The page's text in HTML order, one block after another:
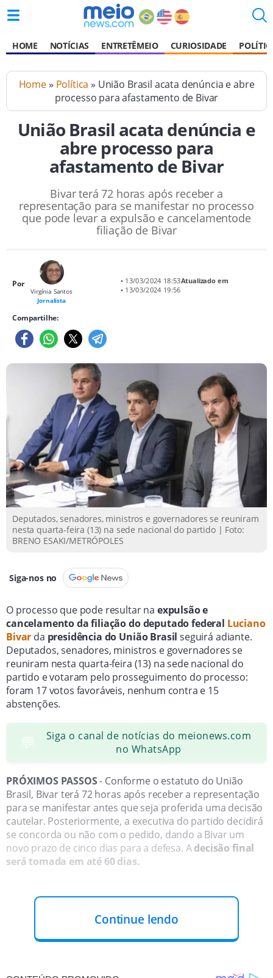
HOME NOTÍCIAS ENTRETÊMEIO CURIOSIDADE
Home» Política » União Brasil acata denúncia e abre
processo para afastamento de Bivar
União Brasil acata denúncia e
abre processo para
afastamento de Bivar
Bivar terá 72 horas após receber a
representação para se manifestar no processo
que pode levar a expulsão e cancelamentode
filiação de Bivar
Por
Virgínia Santos
Jornalista
• 13/03/2024 18:53Atualizado em
• 13/03/2024 19:56
Compartilhe:
Deputados, senadores, ministros e governadores se reuniram
nesta quarta-feira (13) na sede nacional do partido | Foto:
BRENO ESAKI/METRÓPOLES
Siga-nos no
O processo que pode resultar na expulsão e
cancelamento da filiação do deputado federal Luciano
Bivar da presidência do União Brasilseguirá adiante.
Deputados, senadores, ministros e governadores se
reuniram nesta quarta-feira (13) na sede nacional do
partido e votaram pelo prosseguimento do processo:
foram 17 votos favoráveis, nenhum contra e 15
abstenções.
💬
Siga o canal de notícias do meionews.com
no WhatsApp
PRÓXIMOS PASSOS- Conforme o estatuto do União
Brasil, Bivar terá 72 horas após receber a representação
para se manifestar antes que seja proferida uma decisão
cautelar. Posteriormente, a executiva do partido decidirá
se concorda ou não com o pedido, dando a Bivar um
novo prazo de cinco dias para a defesa. Adecisão final
será tomada em até 60 dias.
Continue lendo